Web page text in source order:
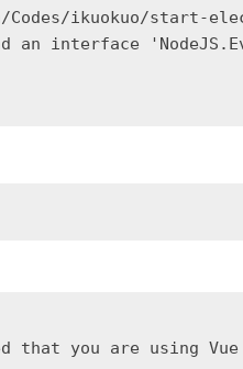
Codes/ikuokuo/start-
an interface